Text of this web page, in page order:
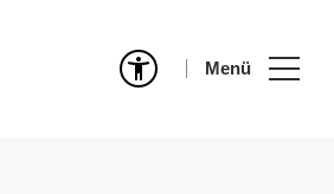
Menü